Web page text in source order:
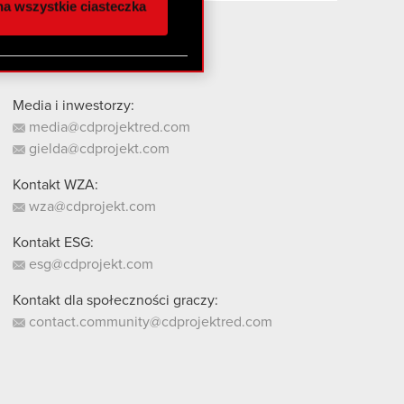
innymi danymi
z naszej witryny,
wszystkie ciasteczka
Media i inwestorzy:
media@cdprojektred.com
gielda@cdprojekt.com
Kontakt WZA:
wza@cdprojekt.com
Kontakt ESG:
esg@cdprojekt.com
Kontakt dla społeczności graczy:
contact.community@cdprojektred.com